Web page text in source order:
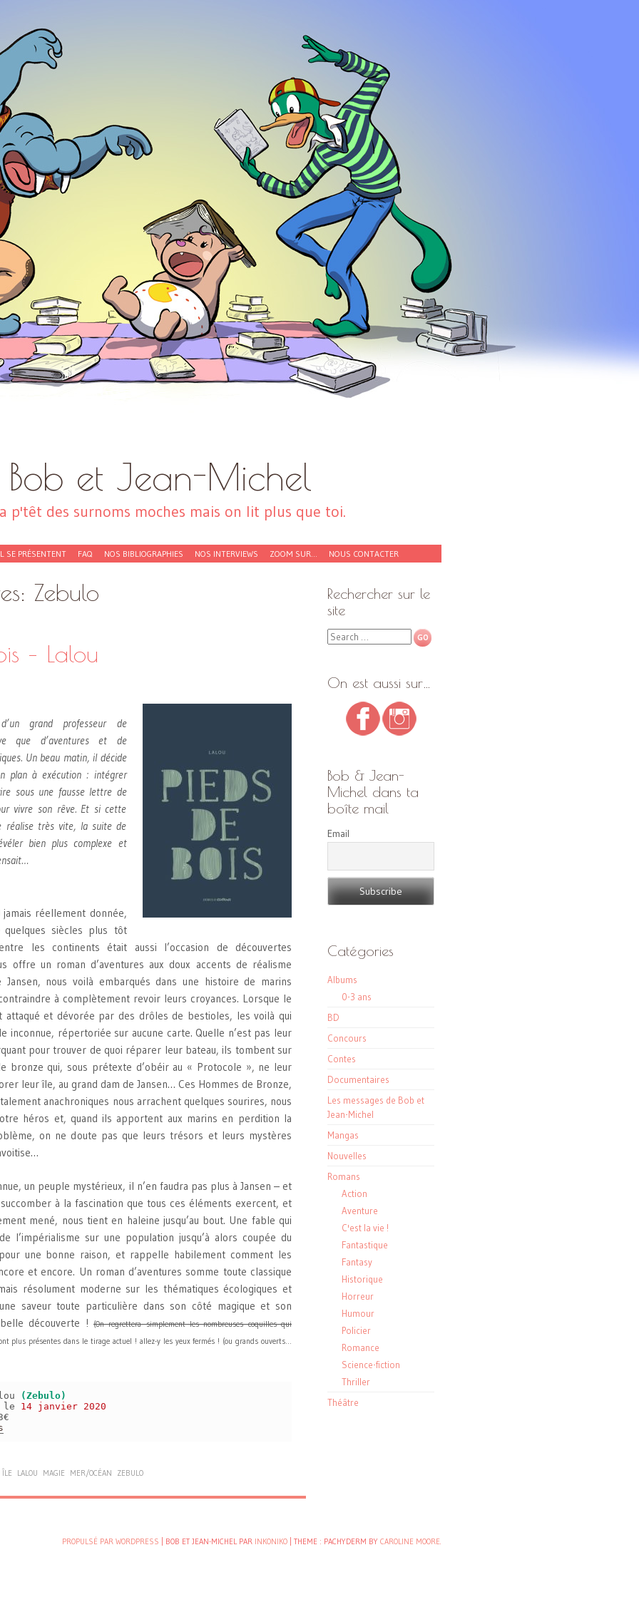
Bob et Jean-Michel
p'têt des surnoms moches mais on lit plus que toi.
SE PRÉSENTENT FAQ NOS BIBLIOGRAPHIES NOS INTERVIEWS ZOOM SUR… NOUS CONTACTER
Zebulo
– Lalou
grand professeur de
que d’aventures et de
Un beau matin, il décide
plan à exécution : intégrer
sous une fausse lettre de
vivre son rêve. Et si cette
réalise très vite, la suite de
bien plus complexe et
réellement donnée,
quelques siècles plus tôt
les continents était aussi l’occasion de découvertes
offre un roman d’aventures aux doux accents de réalisme
Jansen, nous voilà embarqués dans une histoire de marins
à complètement revoir leurs croyances. Lorsque le
attaqué et dévorée par des drôles de bestioles, les voilà qui
inconnue, répertoriée sur aucune carte. Quelle n’est pas leur
pour trouver de quoi réparer leur bateau, ils tombent sur
bronze qui, sous prétexte d’obéir au « Protocole », ne leur
leur île, au grand dam de Jansen… Ces Hommes de Bronze,
anachroniques nous arrachent quelques sourires, nous
héros et, quand ils apportent aux marins en perdition la
on ne doute pas que leurs trésors et leurs mystères
un peuple mystérieux, il n’en faudra pas plus à Jansen – et
à la fascination que tous ces éléments exercent, et
mené, nous tient en haleine jusqu’au bout. Une fable qui
l’impérialisme sur une population jusqu’à alors coupée du
une bonne raison, et rappelle habilement comment les
et encore. Un roman d’aventures somme toute classique
résolument moderne sur les thématiques écologiques et
saveur toute particulière dans son côté magique et son
découverte ! (On regrettera simplement les nombreuses coquilles qui
plus présentes dans le tirage actuel ! allez-y les yeux fermés ! (ou grands ouverts…
(Zebulo)
le 14 janvier 2020
ÎLE LALOU MAGIE MER/OCÉAN ZEBULO
Rechercher sur le
site
Search
On est aussi sur…
Bob & Jean-
Michel dans ta
boîte mail
Email
Catégories
Albums
0-3 ans
BD
Concours
Contes
Documentaires
Les messages de Bob et
Jean-Michel
Mangas
Nouvelles
Romans
Action
Aventure
C'est la vie !
Fantastique
Fantasy
Historique
Horreur
Humour
Policier
Romance
Science-fiction
Thriller
Théâtre
PROPULSÉ PAR WORDPRESS | BOB ET JEAN-MICHEL PAR INKONIKO THEME : PACHYDERM BY CAROLINE MOORE.